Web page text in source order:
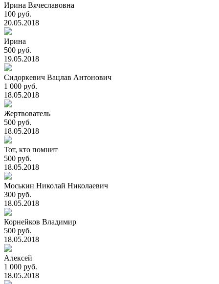
Ирина Вячеславовна
100 руб.
20.05.2018
Ирина
500 руб.
19.05.2018
Сидоркевич Вацлав Антонович
1 000 руб.
18.05.2018
Жертвователь
500 руб.
18.05.2018
Тот, кто помнит
500 руб.
18.05.2018
Моськин Николай Николаевич
300 руб.
18.05.2018
Корнейков Владимир
500 руб.
18.05.2018
Алексей
1 000 руб.
18.05.2018